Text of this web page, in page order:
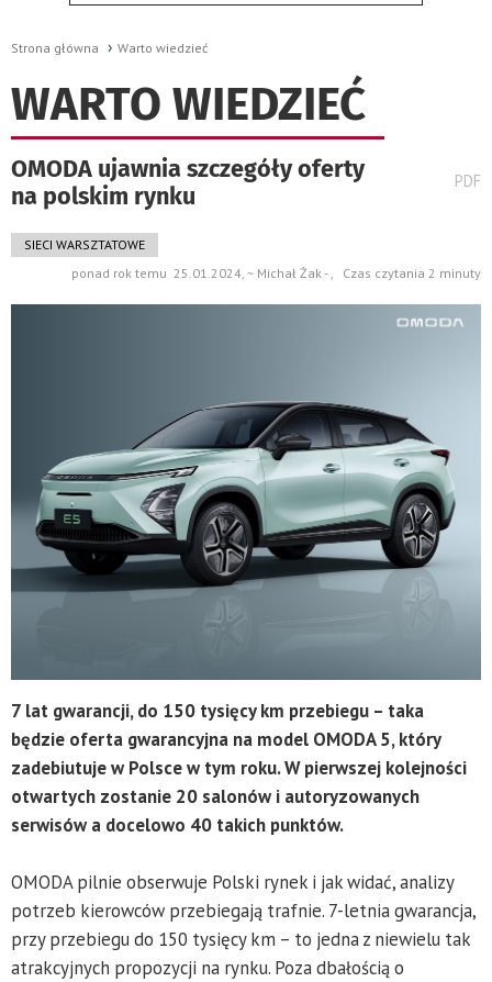
Strona główna Warto wiedzieć
WARTO WIEDZIEĆ
OMODA ujawnia szczegóły oferty
na polskim rynku
PDF
SIECI WARSZTATOWE
ponad rok temu 25.01.2024, ~ Michał Żak - , Czas czytania 2 minuty
7 lat gwarancji, do 150 tysięcy km przebiegu – taka
będzie oferta gwarancyjna na model OMODA 5, który
zadebiutuje w Polsce w tym roku. W pierwszej kolejności
otwartych zostanie 20 salonów i autoryzowanych
serwisów a docelowo 40 takich punktów.
OMODA pilnie obserwuje Polski rynek i jak widać, analizy
potrzeb kierowców przebiegają trafnie. 7-letnia gwarancja,
przy przebiegu do 150 tysięcy km – to jedna z niewielu tak
atrakcyjnych propozycji na rynku. Poza dbałością o